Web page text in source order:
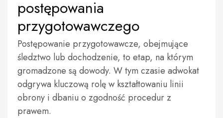
postępowania
przygotowawczego
Postępowanie przygotowawcze, obejmujące
śledztwo lub dochodzenie, to etap, na którym
gromadzone są dowody. W tym czasie adwokat
odgrywa kluczową rolę w kształtowaniu linii
obrony i dbaniu o zgodność procedur z
prawem.